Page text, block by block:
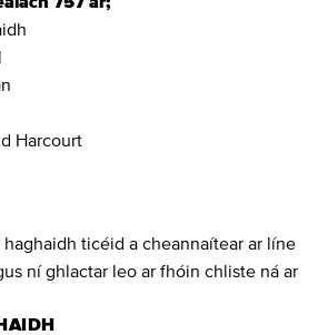
Harcourt
haghaidh ticéid a cheannaítear ar líne
ní ghlactar leo ar fhóin chliste ná ar